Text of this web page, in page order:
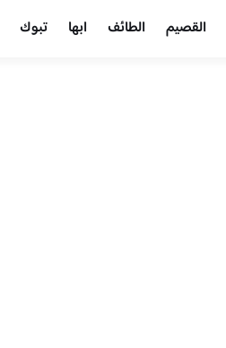
القصيم الطائف ابها تبوك